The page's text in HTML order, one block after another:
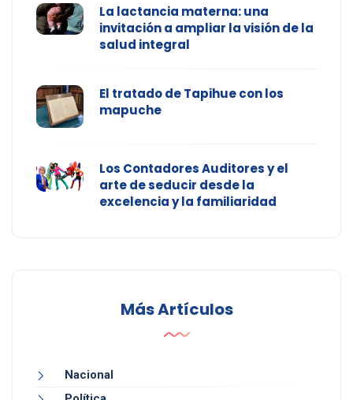
La lactancia materna: una
invitación a ampliar la visión de la
salud integral
El tratado de Tapihue con los
mapuche
Los Contadores Auditores y el
arte de seducir desde la
excelencia y la familiaridad
Más Artículos
Nacional